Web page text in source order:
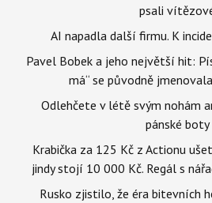
psali
AI napadla další firmu. K
Pavel Bobek a jeho největší hit:
má“ se původně
Odlehčete v létě svým nohám
pánské boty
Krabička za 125 Kč z Actionu
jindy stojí 10 000 Kč. Regál s
Rusko zjistilo, že éra bitevních